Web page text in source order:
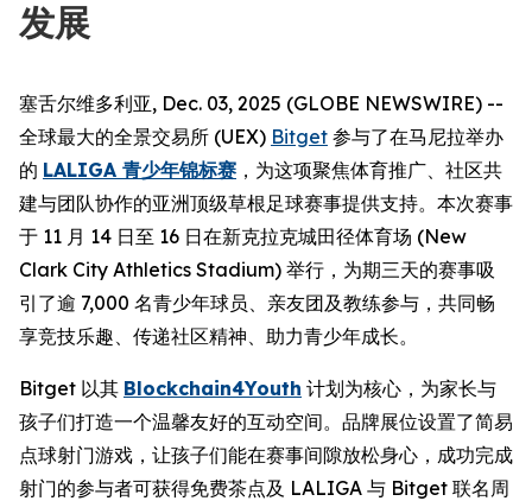
发展
塞舌尔维多利亚, Dec. 03, 2025 (GLOBE NEWSWIRE) --
全球最大的全景交易所 (UEX) Bitget 参与了在马尼拉举办
的 LALIGA 青少年锦标赛 ，为这项聚焦体育推广、社区共
建与团队协作的亚洲顶级草根足球赛事提供支持。本次赛事
于 11 月 14 日至 16 日在新克拉克城田径体育场 (New
Clark City Athletics Stadium) 举行，为期三天的赛事吸
引了逾 7,000 名青少年球员、亲友团及教练参与，共同畅
享竞技乐趣、传递社区精神、助力青少年成长。
Bitget 以其 Blockchain4Youth 计划为核心，为家长与
孩子们打造一个温馨友好的互动空间。品牌展位设置了简易
点球射门游戏，让孩子们能在赛事间隙放松身心，成功完成
射门的参与者可获得免费茶点及 LALIGA 与 Bitget 联名周